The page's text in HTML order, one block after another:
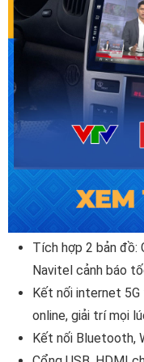
Tích hợp 2 bản đồ:
Navitel cảnh báo
Kết nối internet
online, giải trí mọi
Kết nối Bluetooth,